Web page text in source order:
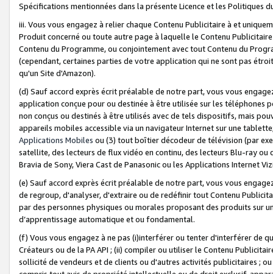
Spécifications mentionnées dans la présente Licence et les Politiques
iii. Vous vous engagez à relier chaque Contenu Publicitaire à et
Produit concerné ou toute autre page à laquelle le Contenu
Contenu du Programme, ou conjointement avec tout Contenu du
(cependant, certaines parties de votre application qui ne sont pas
qu'un Site d'Amazon).
(d) Sauf accord exprès écrit préalable de notre part, vous vous
application conçue pour ou destinée à être utilisée sur les téléphones
non conçus ou destinés à être utilisés avec de tels dispositifs, mais
appareils mobiles accessible via un navigateur Internet sur une
Applications Mobiles ou (3) tout boîtier décodeur de télévision (par
satellite, des lecteurs de flux vidéo en continu, des lecteurs Blu-ray
Bravia de Sony, Viera Cast de Panasonic ou les Applications Internet
(e) Sauf accord exprès écrit préalable de notre part, vous vous
de regroup, d'analyser, d'extraire ou de redéfinir tout Contenu
par des personnes physiques ou morales proposant des produits sur
d’apprentissage automatique et ou fondamental.
(f) Vous vous engagez à ne pas (i)interférer ou tenter d'interférer de
Créateurs ou de la PA API ; (ii) compiler ou utiliser le Contenu
sollicité de vendeurs et de clients ou d'autres activités publicitaires ;